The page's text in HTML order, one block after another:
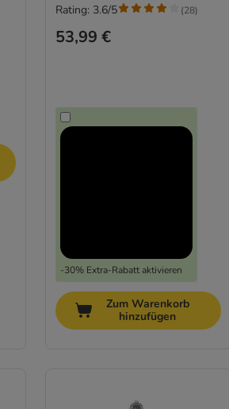
53,99 €
-30% Extra-Rabatt aktivieren
Rating: 3.6/5 (28)
Zum Warenkorb
hinzufügen